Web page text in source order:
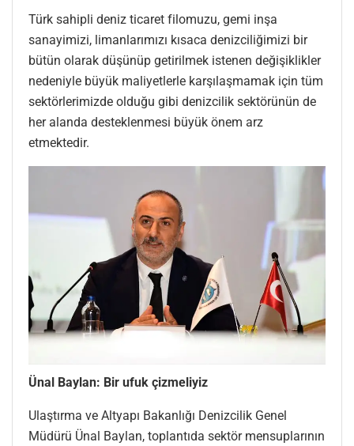
Türk sahipli deniz ticaret filomuzu, gemi inşa
sanayimizi, limanlarımızı kısaca denizciliğimizi bir
bütün olarak düşünüp getirilmek istenen değişiklikler
nedeniyle büyük maliyetlerle karşılaşmamak için tüm
sektörlerimizde olduğu gibi denizcilik sektörünün de
her alanda desteklenmesi büyük önem arz
etmektedir.
Ünal Baylan: Bir ufuk çizmeliyiz
Ulaştırma ve Altyapı Bakanlığı Denizcilik Genel
Müdürü Ünal Baylan, toplantıda sektör mensuplarının